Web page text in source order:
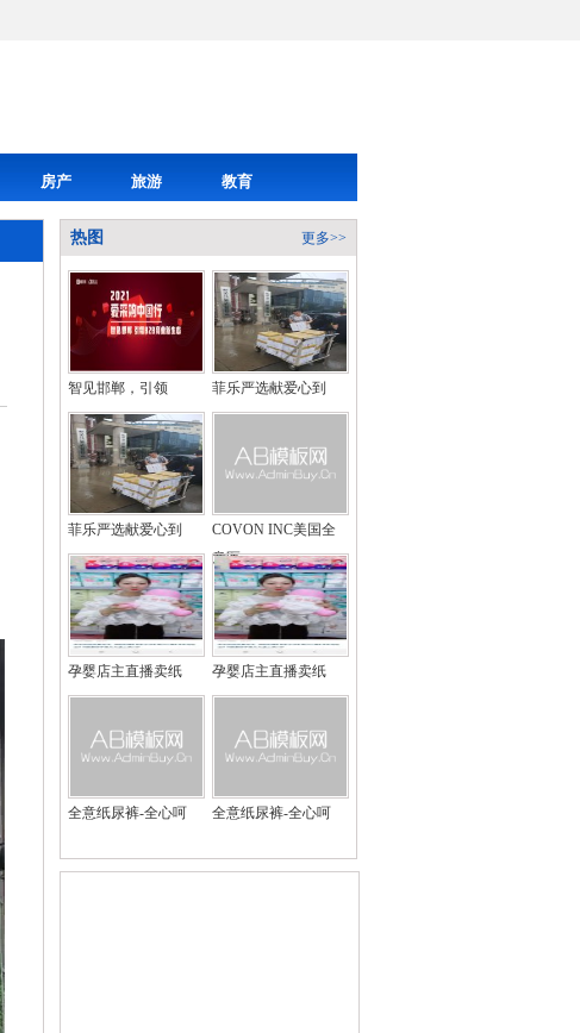
房产 旅游 教育
热图 更多>>
智见邯郸，引领 菲乐严选献爱心到
菲乐严选献爱心到
COVON INC美国全
意医
孕婴店主直播卖纸 孕婴店主直播卖纸
全意纸尿裤-全心呵 全意纸尿裤-全心呵